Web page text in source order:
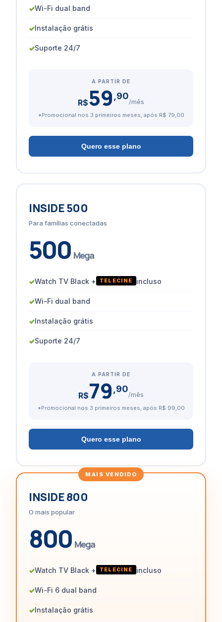
✓Wi-Fi dual band
✓Instalação grátis
✓Suporte 24/7
A PARTIR DE
R$59 ,90
/mês
*Promocional nos 3 primeiros meses, após R$ 79,00
Quero esse plano
INSIDE 500
Para famílias conectadas
500 Mega
✓Watch TV Black + TELECINE incluso
✓Wi-Fi dual band
✓Instalação grátis
✓Suporte 24/7
A PARTIR DE
R$79 ,90
/mês
*Promocional nos 3 primeiros meses, após R$ 99,00
Quero esse plano
INSIDE 800
O mais popular
800 Mega
✓Watch TV Black + TELECINE incluso
✓Wi-Fi 6 dual band
✓Instalação grátis